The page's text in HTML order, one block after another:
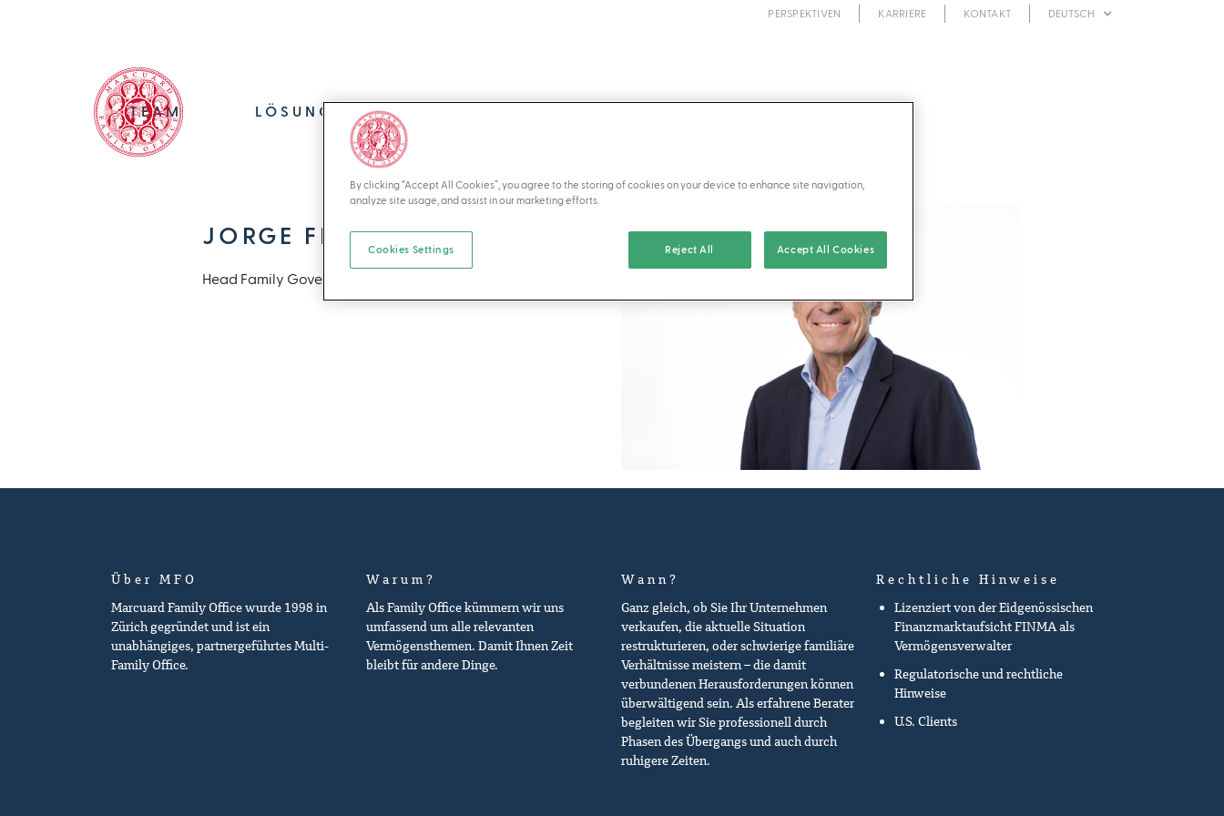
DEUTSCH
PERSPEKTIVEN KARRIERE KONTAKT
TEAM LÖSUNGEN
JORGE FREY
Head Family Governance, Senior Partner
Über MFO
Marcuard Family Office wurde 1998 in
Zürich gegründet und ist ein
unabhängiges, partnergeführtes Multi-
Family Office.
Warum?
Als Family Office kümmern wir uns
umfassend um alle relevanten
Vermögensthemen. Damit Ihnen Zeit
bleibt für andere Dinge.
Wann?
Ganz gleich, ob Sie Ihr Unternehmen
verkaufen, die aktuelle Situation
restrukturieren, oder schwierige familiäre
Verhältnisse meistern – die damit
verbundenen Herausforderungen können
überwältigend sein. Als erfahrene Berater
begleiten wir Sie professionell durch
Phasen des Übergangs und auch durch
ruhigere Zeiten.
Rechtliche Hinweise
Lizenziert von der Eidgenössischen
Finanzmarktaufsicht FINMA als
Vermögensverwalter
Regulatorische und rechtliche
Hinweise
U.S. Clients
By clicking “Accept All Cookies”, you agree to the storing of cookies on your device to enhance site navigation,
analyze site usage, and assist in our marketing efforts.
Reject All Accept All Cookies
Cookies Settings